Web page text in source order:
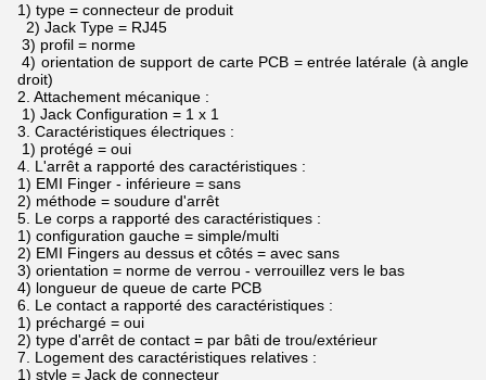
1) type = connecteur de produit
2) Jack Type = RJ45
3) profil = norme
4) orientation de support de carte PCB = entrée latérale (à angle
droit)
2. Attachement mécanique :
1) Jack Configuration = 1 x 1
3. Caractéristiques électriques :
1) protégé = oui
4. L'arrêt a rapporté des caractéristiques :
1) EMI Finger - inférieure = sans
2) méthode = soudure d'arrêt
5. Le corps a rapporté des caractéristiques :
1) configuration gauche = simple/multi
2) EMI Fingers au dessus et côtés = avec sans
3) orientation = norme de verrou - verrouillez vers le bas
4) longueur de queue de carte PCB
6. Le contact a rapporté des caractéristiques :
1) préchargé = oui
2) type d'arrêt de contact = par bâti de trou/extérieur
7. Logement des caractéristiques relatives :
1) style = Jack de connecteur